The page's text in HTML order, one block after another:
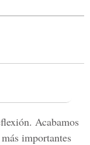
Acabamos
importantes